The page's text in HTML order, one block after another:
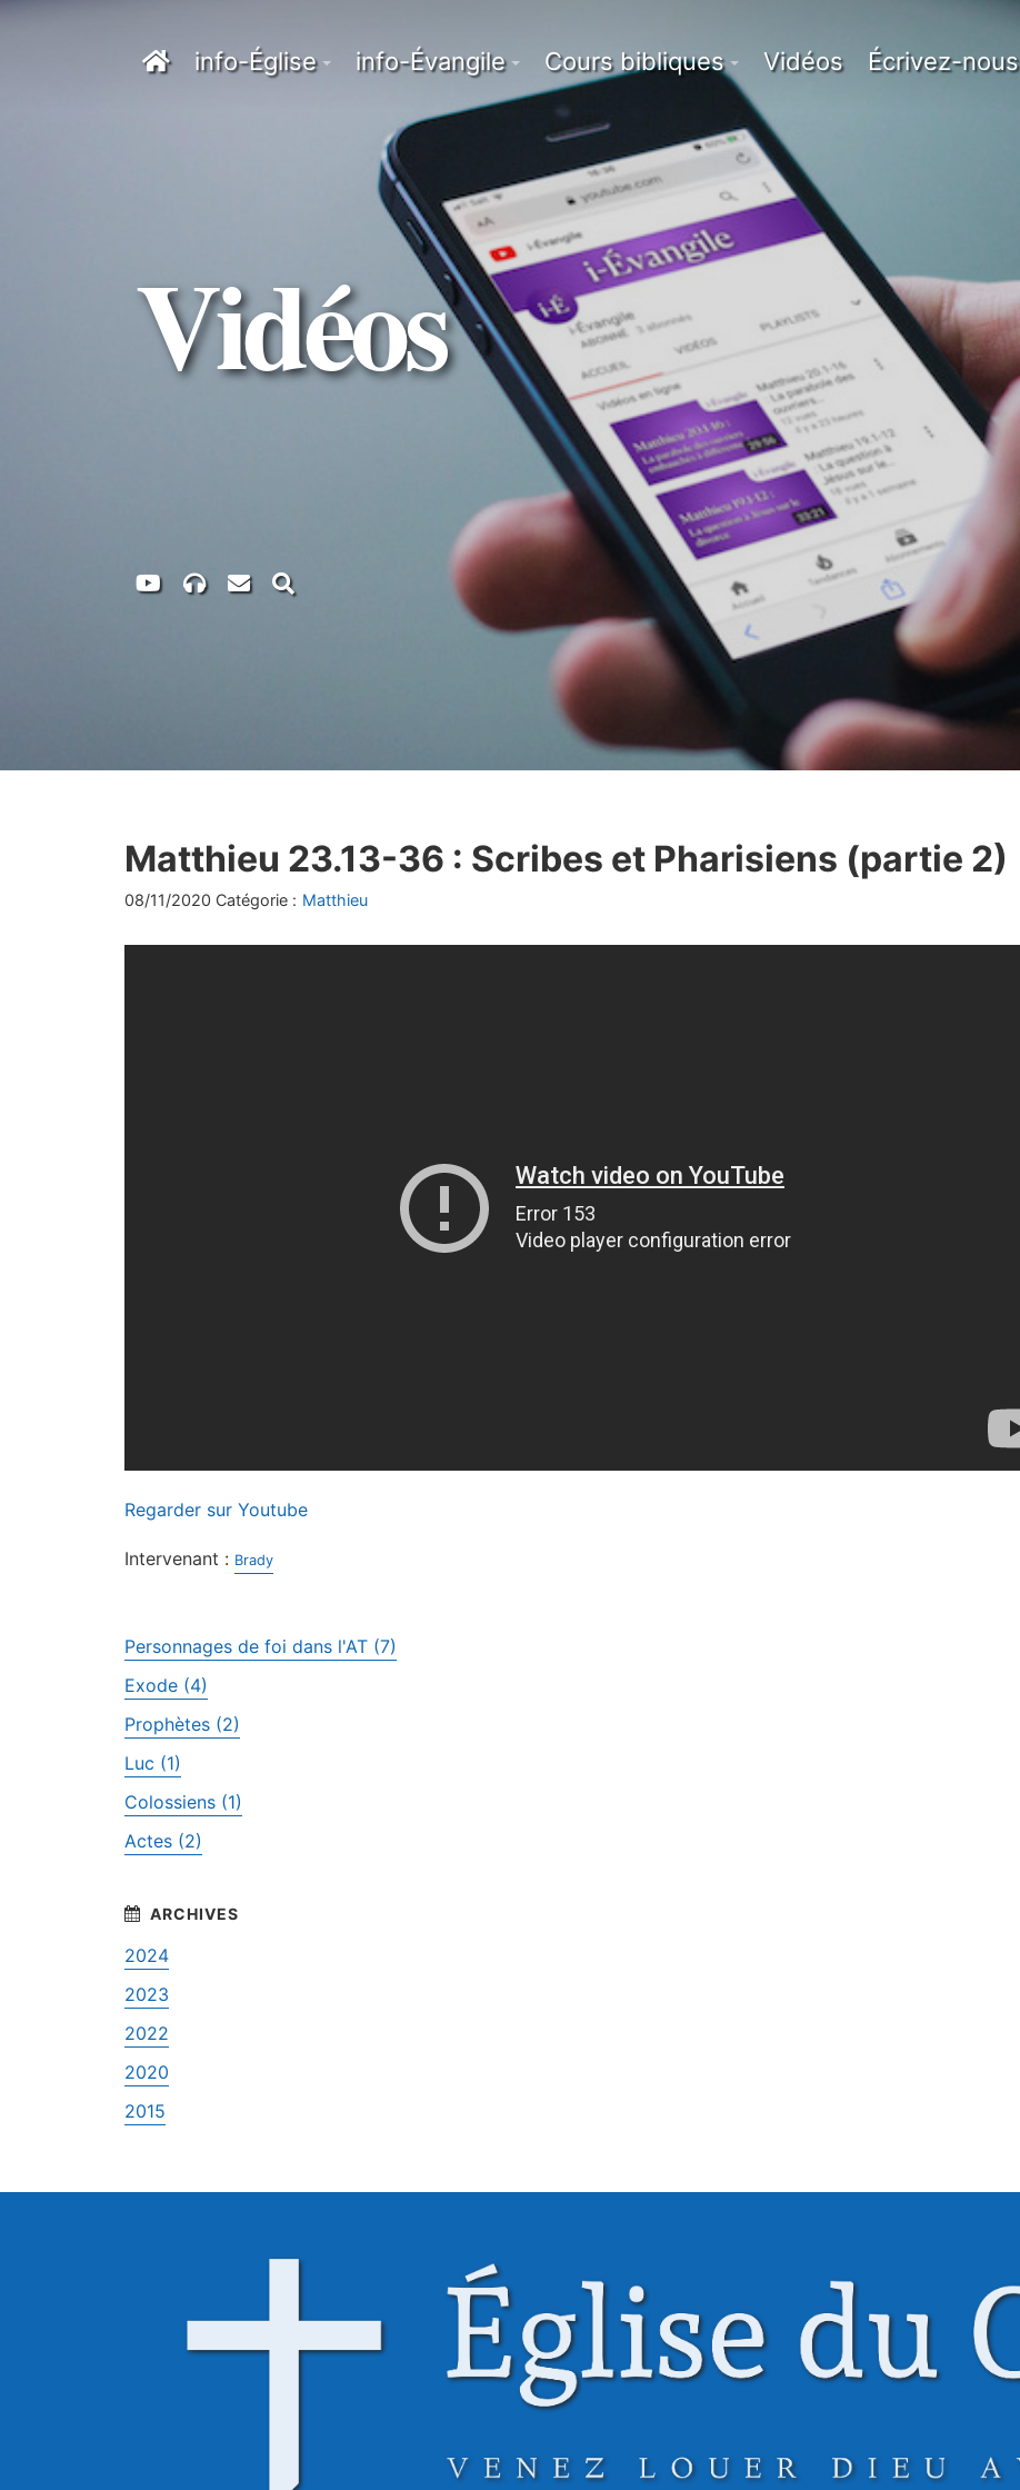
info-Église info-Évangile Cours bibliques Vidéos Écrivez-nous
Vidéos
Regardez
nos
Matthieu 23.13-36 : Scribes et Pharisiens (partie 2)
08/11/2020 Catégorie : Matthieu
Regarder sur Youtube
Intervenant : Brady
Personnages de foi dans l'AT (7)
Exode (4)
Prophètes (2)
Luc (1)
Colossiens (1)
Actes (2)
2024
2023
2022
2020
2015